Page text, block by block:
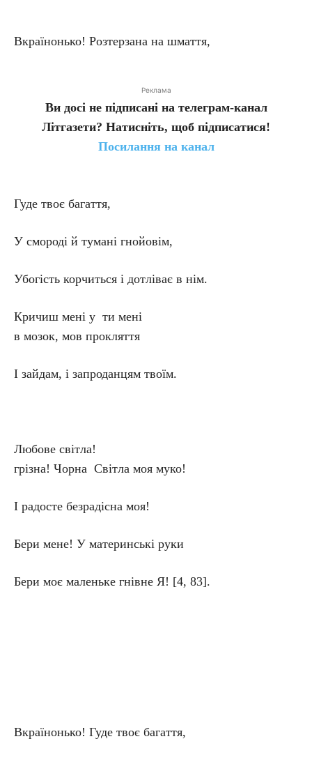
Вкраїнонько! Розтерзана на шмаття,
Реклама
Ви досі не підписані на телеграм-канал
Літгазети? Натисніть, щоб підписатися!
Посилання на канал
Гуде твоє багаття,
У смороді й тумані гнойовім,
Убогість корчиться і дотліває в нім.
Кричиш мені у ти мені
в мозок, мов прокляття
І зайдам, і запроданцям твоїм.
Любове світла!
грізна! Чорна Світла моя муко!
І радосте безрадісна моя!
Бери мене! У материнські руки
Бери моє маленьке гнівне Я! [4, 83].
Вкраїнонько! Гуде твоє багаття,